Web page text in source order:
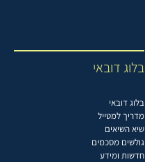
בלוג דובאי
בלוג דובאי
מדריך למטייל
שיא השיאים
גולשים מסכמים
חדשות ומידע